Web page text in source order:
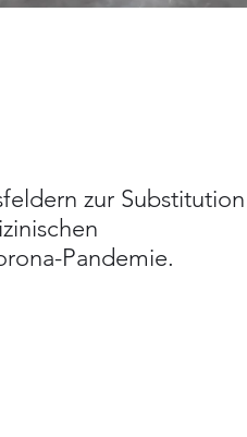
zur Substitution
Pandemie.